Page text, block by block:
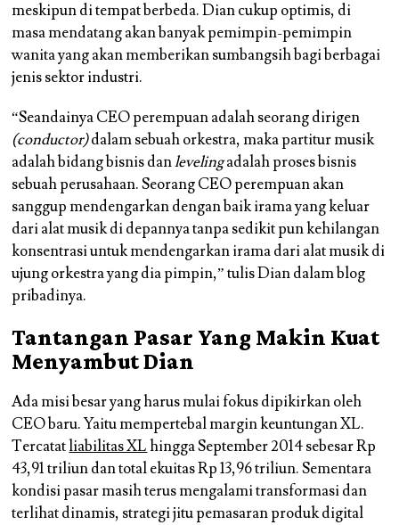
meskipun di tempat berbeda. Dian cukup optimis, di
masa mendatang akan banyak pemimpin-pemimpin
wanita yang akan memberikan sumbangsih bagi berbagai
jenis sektor industri.
“Seandainya CEO perempuan adalah seorang dirigen
(conductor)dalam sebuah orkestra, maka partitur musik
adalah bidang bisnis danlevelingadalah proses bisnis
sebuah perusahaan. Seorang CEO perempuan akan
sanggup mendengarkan dengan baik irama yang keluar
dari alat musik di depannya tanpa sedikit pun kehilangan
konsentrasi untuk mendengarkan irama dari alat musik di
ujung orkestra yang dia pimpin,” tulis Dian dalam blog
pribadinya.
Tantangan Pasar Yang Makin Kuat
Menyambut Dian
Ada misi besar yang harus mulai fokus dipikirkan oleh
CEO baru. Yaitu mempertebal margin keuntungan XL.
Tercatatliabilitas XLhingga September 2014 sebesar Rp
43,91 triliun dan total ekuitas Rp 13,96 triliun. Sementara
kondisi pasar masih terus mengalami transformasi dan
terlihat dinamis, strategi jitu pemasaran produk digital